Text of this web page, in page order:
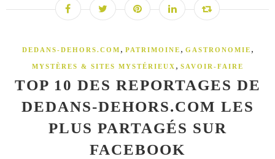
DEDANS-DEHORS.COM , PATRIMOINE , GASTRONOMIE ,
MYSTÈRES & SITES MYSTÉRIEUX , SAVOIR-FAIRE
TOP 10 DES REPORTAGES DE
DEDANS-DEHORS.COM LES
PLUS PARTAGÉS SUR
FACEBOOK